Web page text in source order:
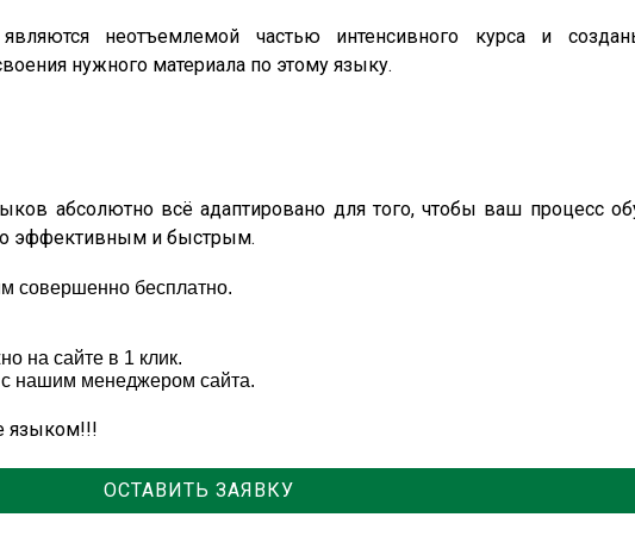
неотъемлемой частью интенсивного курса и
нужного материала по этому языку.
абсолютно всё адаптировано для того, чтобы ваш процесс
эффективным и быстрым.
совершенно бесплатно.
на сайте в 1 клик.
нашим менеджером сайта.
языком!!!
ОСТАВИТЬ ЗАЯВКУ